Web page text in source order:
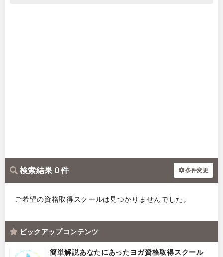
検索結果 0 件 条件変更
ご希望の資格取得スクールは見つかりませんでした。
ピックアップコンテンツ
簡単解説あなたにあったヨガ資格取得スクール